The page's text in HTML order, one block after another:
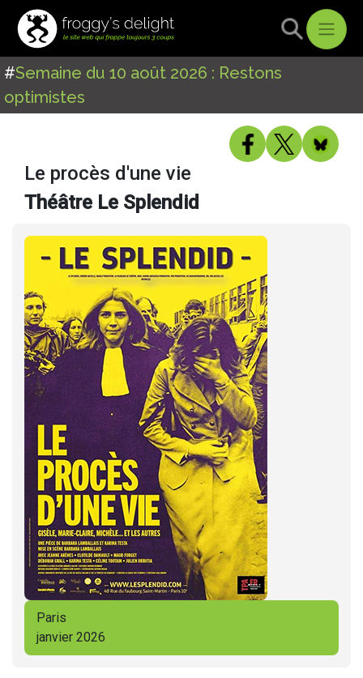
#Semaine du 10 août 2026 : Restons
optimistes
Le procès d'une vie
Théâtre Le Splendid
Paris
janvier 2026